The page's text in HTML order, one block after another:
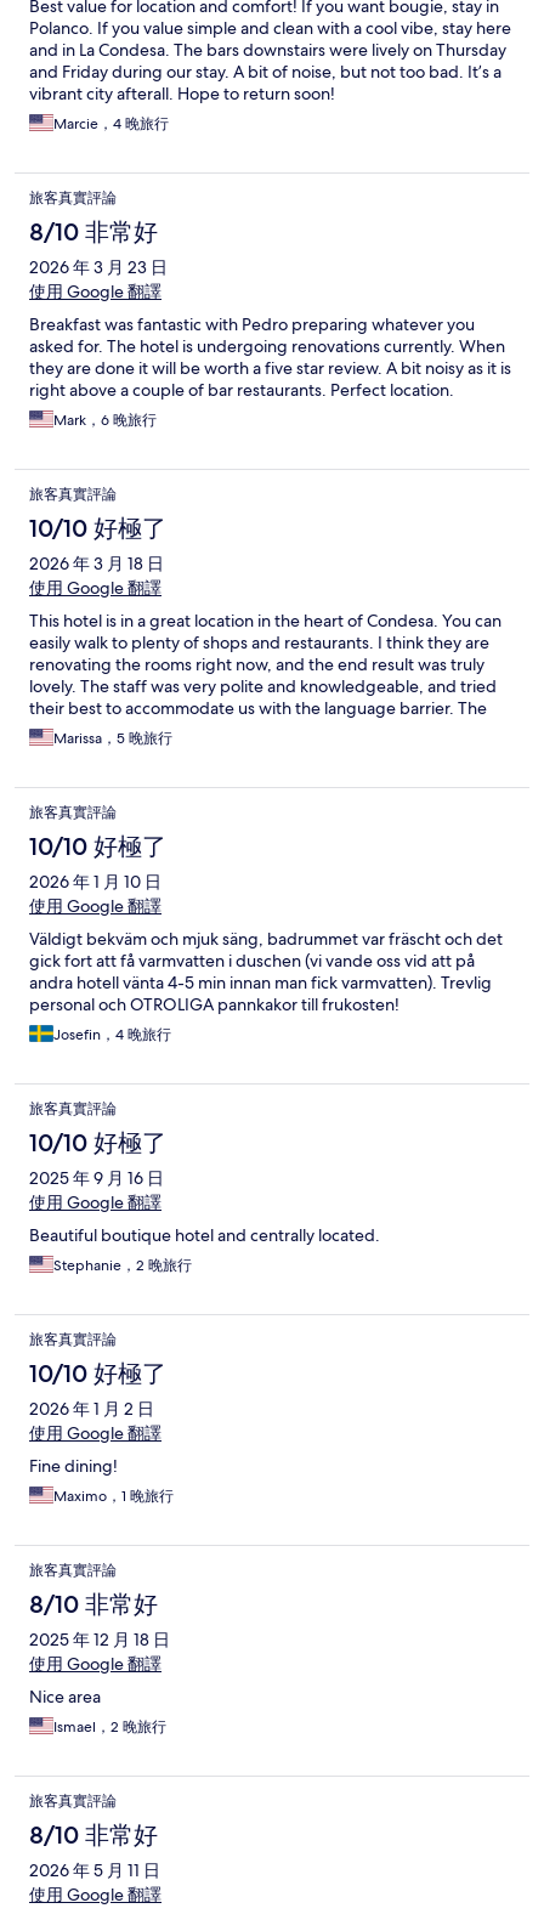
Best value for location and comfort! If you want bougie, stay in
Polanco. If you value simple and clean with a cool vibe, stay here
and in La Condesa. The bars downstairs were lively on Thursday
and Friday during our stay. A bit of noise, but not too bad. It’s a
vibrant city afterall. Hope to return soon!
Marcie，4 晚旅行
旅客真實評論
8/10 非常好
2026 年 3 月 23 日
使用 Google 翻譯
Breakfast was fantastic with Pedro preparing whatever you
asked for. The hotel is undergoing renovations currently. When
they are done it will be worth a five star review. A bit noisy as it is
right above a couple of bar restaurants. Perfect location.
Mark，6 晚旅行
旅客真實評論
10/10 好極了
2026 年 3 月 18 日
使用 Google 翻譯
This hotel is in a great location in the heart of Condesa. You can
easily walk to plenty of shops and restaurants. I think they are
renovating the rooms right now, and the end result was truly
lovely. The staff was very polite and knowledgeable, and tried
their best to accommodate us with the language barrier. The
beds were huge and comfy, and the air conditioning was also a
plus! I would stay here again!
Marissa，5 晚旅行
旅客真實評論
10/10 好極了
2026 年 1 月 10 日
使用 Google 翻譯
Väldigt bekväm och mjuk säng, badrummet var fräscht och det
gick fort att få varmvatten i duschen (vi vande oss vid att på
andra hotell vänta 4-5 min innan man fick varmvatten). Trevlig
personal och OTROLIGA pannkakor till frukosten!
Josefin，4 晚旅行
旅客真實評論
10/10 好極了
2025 年 9 月 16 日
使用 Google 翻譯
Beautiful boutique hotel and centrally located.
Stephanie，2 晚旅行
旅客真實評論
10/10 好極了
2026 年 1 月 2 日
使用 Google 翻譯
Fine dining!
Maximo，1 晚旅行
旅客真實評論
8/10 非常好
2025 年 12 月 18 日
使用 Google 翻譯
Nice area
Ismael，2 晚旅行
旅客真實評論
8/10 非常好
2026 年 5 月 11 日
使用 Google 翻譯